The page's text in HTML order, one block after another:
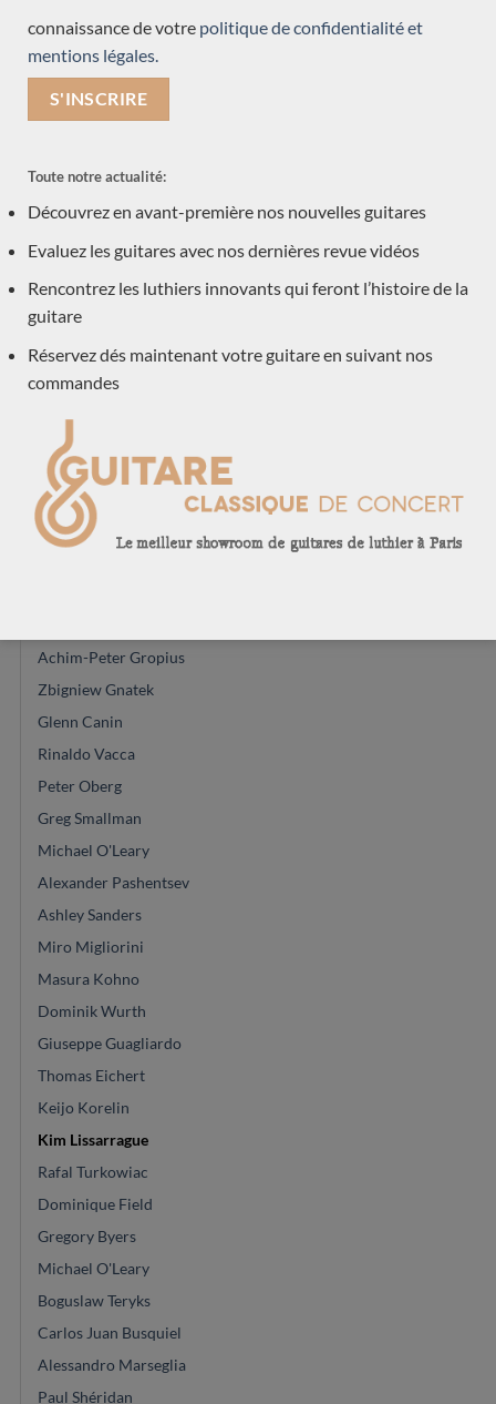
Koumridis Charalambos
Toby Rzepka
Paulino Bernabé
Martin Blackwell
Dominique Delarue
Julien Garcia
Constantin Dumitriu
Daniele Marrabello
Youri Soroka
Achim-Peter Gropius
Zbigniew Gnatek
Glenn Canin
Rinaldo Vacca
Peter Oberg
Greg Smallman
Michael O'Leary
Alexander Pashentsev
Ashley Sanders
Miro Migliorini
Masura Kohno
Dominik Wurth
Giuseppe Guagliardo
Thomas Eichert
Keijo Korelin
Kim Lissarrague
Rafal Turkowiac
Dominique Field
Gregory Byers
Michael O'Leary
Boguslaw Teryks
Carlos Juan Busquiel
Alessandro Marseglia
Paul Shéridan
connaissance de votre politique de confidentialité et
mentions légales.
Toute notre actualité:
Découvrez en avant-première nos nouvelles guitares
Evaluez les guitares avec nos dernières revue vidéos
Rencontrez les luthiers innovants qui feront l’histoire de la
guitare
Réservez dés maintenant votre guitare en suivant nos
commandes